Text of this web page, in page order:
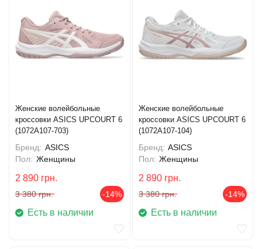
Женские волейбольные
кроссовки ASICS UPCOURT 6
(1072A107-703)
Бренд: ASICS
Пол: Женщины
2 890 грн.
3 380 грн. -14%
Есть в наличии
Женские волейбольные
кроссовки ASICS UPCOURT 6
(1072A107-104)
Бренд: ASICS
Пол: Женщины
2 890 грн.
3 380 грн. -14%
Есть в наличии